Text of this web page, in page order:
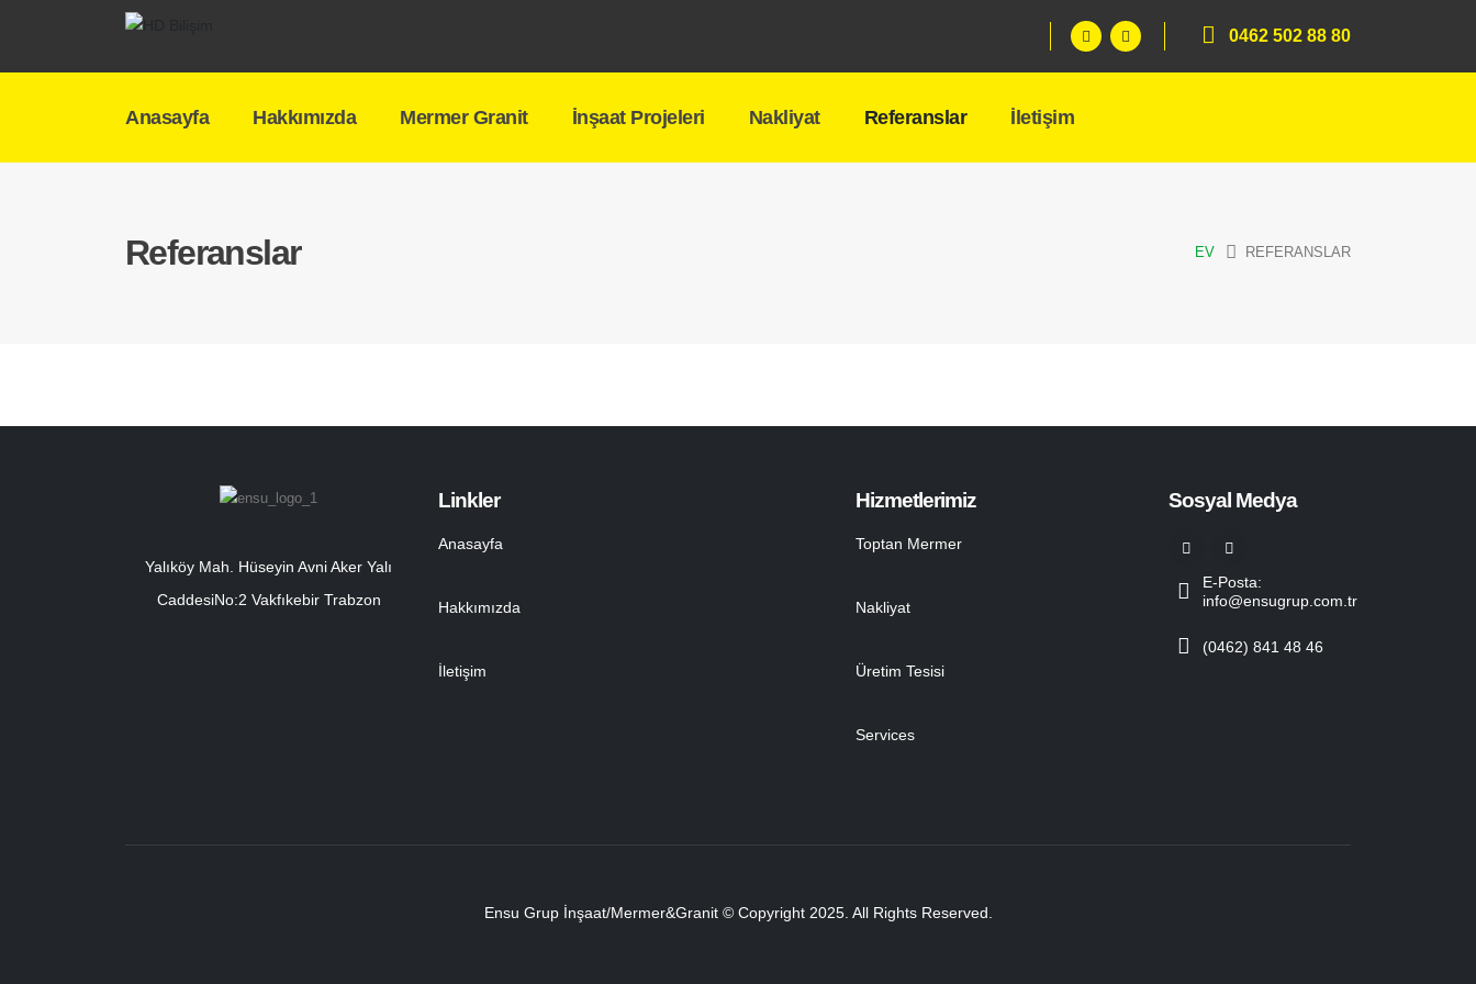
0462 502 88 80
Anasayfa Hakkımızda Mermer Granit İnşaat Projeleri Nakliyat Referanslar İletişim
Referanslar EV REFERANSLAR
Yalıköy Mah. Hüseyin Avni Aker Yalı
CaddesiNo:2 Vakfıkebir Trabzon
Linkler
Anasayfa
Hakkımızda
İletişim
Hizmetlerimiz
Toptan Mermer
Nakliyat
Üretim Tesisi
Services
Sosyal Medya
E-Posta:
info@ensugrup.com.tr
(0462) 841 48 46
Ensu Grup İnşaat/Mermer&Granit © Copyright 2025. All Rights Reserved.